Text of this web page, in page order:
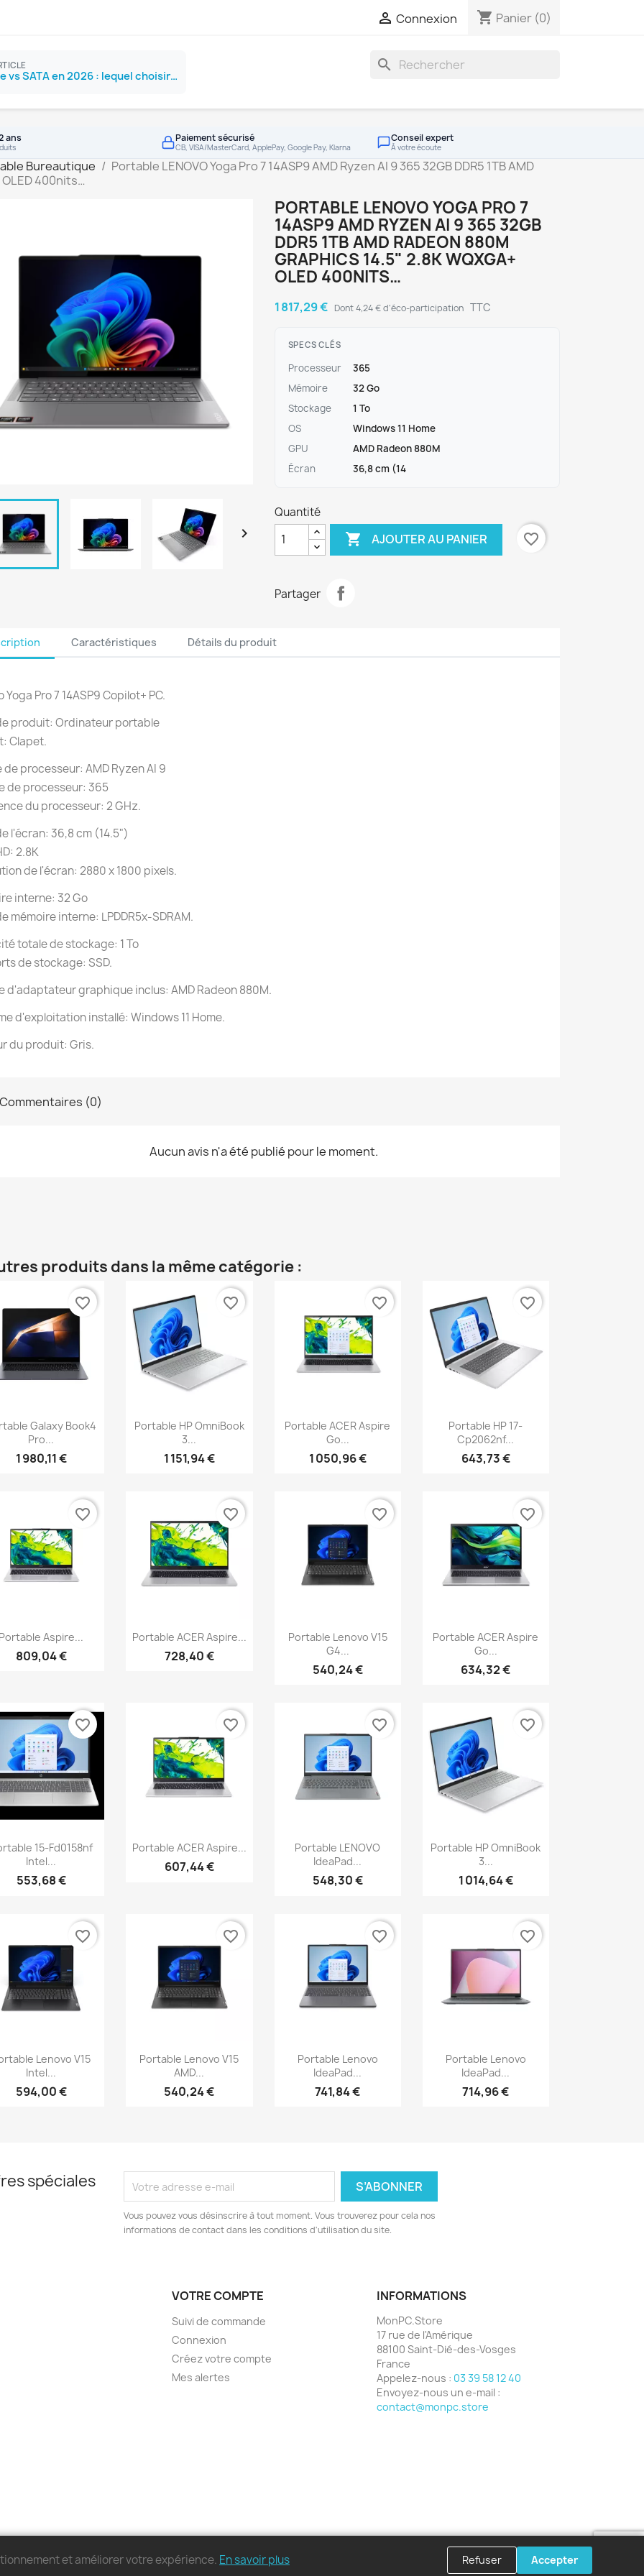
 Connexion shopping_cart Panier (0)
SSD NVMe vs SATA en 2026 : lequel choisir ?
search
ans Paiement sécurisé
CB, VISA/MasterCard, ApplePay, Google Pay, Klarna
Conseil expert
À votre écoute
Bureautique
Portable LENOVO Yoga Pro 7 14ASP9 AMD Ryzen AI 9 365 32GB DDR5 1TB AMD
400nits…

PORTABLE LENOVO YOGA PRO 7
14ASP9 AMD RYZEN AI 9 365 32GB
DDR5 1TB AMD RADEON 880M
GRAPHICS 14.5" 2.8K WQXGA+
OLED 400NITS…
1 817,29 € Dont 4,24 € d'éco-participation TTC
SPECS CLÉS
Processeur
365
Mémoire
32 Go
Stockage
1 To
OS
Windows 11 Home
GPU
AMD Radeon 880M
Écran
36,8 cm (14
Quantité
 AJOUTER AU PANIER favorite_border
Partager
Caractéristiques Détails du produit
Yoga Pro 7 14ASP9 Copilot+ PC.
produit: Ordinateur portable
Clapet.
de processeur: AMD Ryzen AI 9
de processeur: 365
du processeur: 2 GHz.
l'écran: 36,8 cm (14.5")
2.8K
de l'écran: 2880 x 1800 pixels.
interne: 32 Go
mémoire interne: LPDDR5x-SDRAM.
totale de stockage: 1 To
de stockage: SSD.
d'adaptateur graphique inclus: AMD Radeon 880M.
d'exploitation installé: Windows 11 Home.
du produit: Gris.
(0)
Aucun avis n'a été publié pour le moment.
produits dans la même catégorie :
Aperçu rapide
Galaxy Book4
Pro...
1 980,11 €
favorite_border
Aperçu rapide
Portable HP OmniBook
3...
1 151,94 €
favorite_border
Aperçu rapide
Portable ACER Aspire
Go...
1 050,96 €
favorite_border
Aperçu rapide
Portable HP 17-
Cp2062nf...
643,73 €
favorite_border
Aperçu rapide
Aspire...
809,04 €
favorite_border
Aperçu rapide
Portable ACER Aspire...
728,40 €
favorite_border
Aperçu rapide
Portable Lenovo V15
G4...
540,24 €
favorite_border
Aperçu rapide
Portable ACER Aspire
Go...
634,32 €
favorite_border
Aperçu rapide
15-Fd0158nf
Intel...
553,68 €
favorite_border
Aperçu rapide
Portable ACER Aspire...
607,44 €
favorite_border
Aperçu rapide
Portable LENOVO
IdeaPad...
548,30 €
favorite_border
Aperçu rapide
Portable HP OmniBook
3...
1 014,64 €
favorite_border
Aperçu rapide
Lenovo V15
Intel...
594,00 €
favorite_border
Aperçu rapide
Portable Lenovo V15
AMD...
540,24 €
favorite_border
Aperçu rapide
Portable Lenovo
IdeaPad...
741,84 €
favorite_border
Aperçu rapide
Portable Lenovo
IdeaPad...
714,96 €
favorite_border
spéciales
Vous pouvez vous désinscrire à tout moment. Vous trouverez pour cela nos
informations de contact dans les conditions d'utilisation du site.
VOTRE COMPTE
Suivi de commande
Connexion
Créez votre compte
Mes alertes
INFORMATIONS
MonPC.Store
17 rue de l'Amérique
88100 Saint-Dié-des-Vosges
France
Appelez-nous : 03 39 58 12 40
Envoyez-nous un e-mail :
contact@monpc.store
© 2026 - MonPC.Store - Tous droits réservés
et améliorer votre expérience. En savoir plus Refuser Accepter